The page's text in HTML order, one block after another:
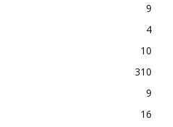
9
4
10
310
9
16